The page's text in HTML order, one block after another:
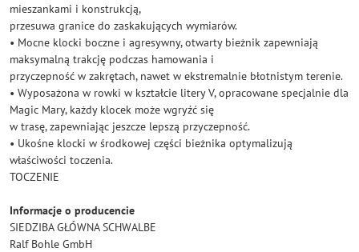
mieszankami i konstrukcją,
przesuwa granice do zaskakujących wymiarów.
• Mocne klocki boczne i agresywny, otwarty bieżnik zapewniają
maksymalną trakcję podczas hamowania i
przyczepność w zakrętach, nawet w ekstremalnie błotnistym terenie.
• Wyposażona w rowki w kształcie litery V, opracowane specjalnie dla
Magic Mary, każdy klocek może wgryźć się
w trasę, zapewniając jeszcze lepszą przyczepność.
• Ukośne klocki w środkowej części bieżnika optymalizują
właściwości toczenia.
TOCZENIE
Informacje o producencie
SIEDZIBA GŁÓWNA SCHWALBE
Ralf Bohle GmbH